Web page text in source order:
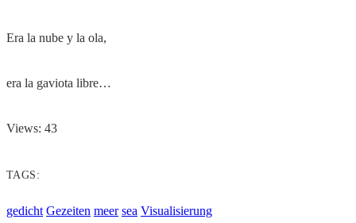
Era la nube y la ola,
era la gaviota libre…
Views: 43
TAGS:
gedicht Gezeiten meer sea Visualisierung